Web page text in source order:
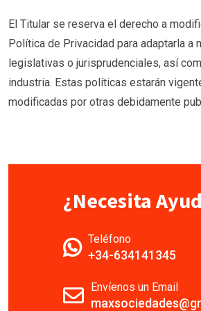
El Titular se reserva el derecho a
Política de Privacidad para adaptarla a
legislativas o jurisprudenciales, así
industria. Estas políticas estarán
modificadas por otras debidamente
¿Necesita
Teléfono
+34-634141345
Envíenos un Email